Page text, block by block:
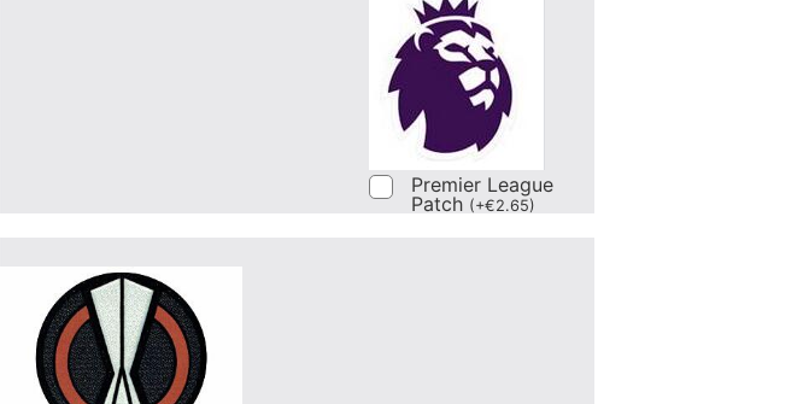
Premier League
Patch (+€2.65)